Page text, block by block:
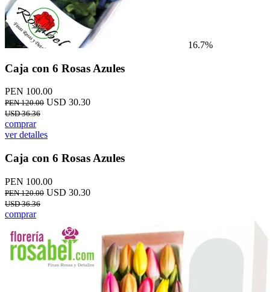
16.7%
Caja con 6 Rosas Azules
PEN 100.00
PEN 120.00 USD 30.30
USD 36.36
comprar
ver detalles
Caja con 6 Rosas Azules
PEN 100.00
PEN 120.00 USD 30.30
USD 36.36
comprar